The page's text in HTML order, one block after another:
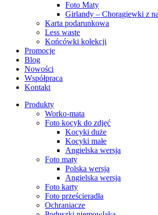
Foto Maty
Girlandy – Chorągiewki z
Karta podarunkowa
Less waste
Końcówki kolekcji
Promocje
Blog
Nowości
Współpraca
Kontakt
Produkty
Worko-mata
Foto kocyk do zdjęć
Kocyki duże
Kocyki małe
Angielska wersja
Foto maty
Polska wersja
Angielska wersja
Foto karty
Foto prześcieradła
Ochraniacze